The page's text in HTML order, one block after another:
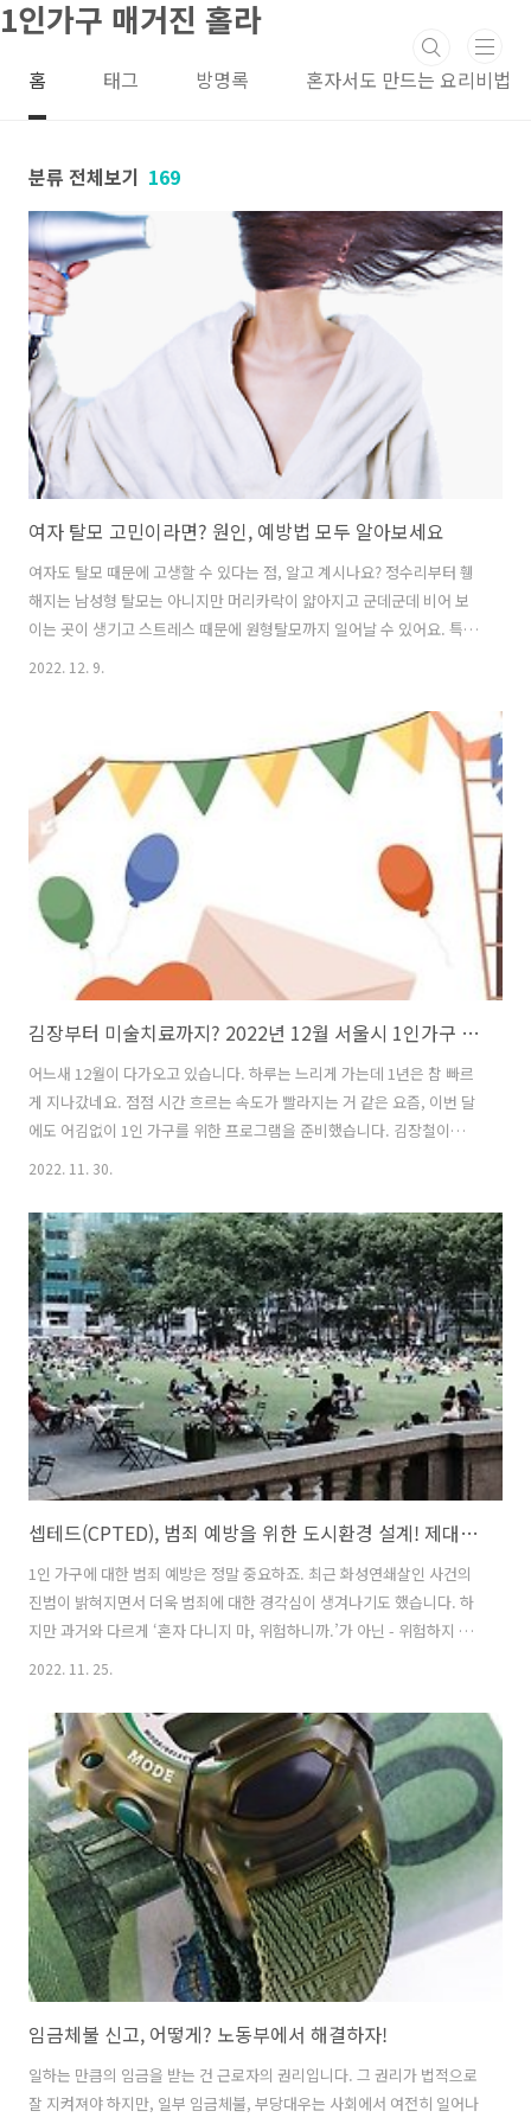
본문 바로가기
1인가구 매거진 홀라
홈 태그 방명록 혼자서도 만드는 요리비법
분류 전체보기 169
여자 탈모 고민이라면? 원인, 예방법 모두 알아보세요
여자도 탈모 때문에 고생할 수 있다는 점, 알고 계시나요? 정수리부터 휑
해지는 남성형 탈모는 아니지만 머리카락이 얇아지고 군데군데 비어 보
이는 곳이 생기고 스트레스 때문에 원형탈모까지 일어날 수 있어요. 특히
더운 여름철 습기가 머릿속에 남아있으면서 두피 노폐물과 함께 제대로
건강에 위협이 되어 탈모가 올 수가 있다는 사실! 오늘은 소중한 나를 위
해 여자 탈모에 대한 전반적인 이야기와 원인 및 예방법 그리고 치료법에
대해 알아보려고 해요. 여자 탈모의 원인과 예방법 탈모, 여성도 안전하
지 않아요 여성 탈모는 대머리처럼 보이는 남성 탈모와는 또 다른 모습입
니다. 헤어 라인이 무너진다거나 두피가 많이 보이는 탈모는 아니지만 주
변으로 머리..
2022. 12. 9.
김장부터 미술치료까지? 2022년 12월 서울시 1인가구 프로그램 정리!
어느새 12월이 다가오고 있습니다. 하루는 느리게 가는데 1년은 참 빠르
게 지나갔네요. 점점 시간 흐르는 속도가 빨라지는 거 같은 요즘, 이번 달
에도 어김없이 1인 가구를 위한 프로그램을 준비했습니다. 김장철이라서
김장을 할 수 있는 프로그램도 있고, 연말 파티 또는 내면 치유를 위한 프
다양한 경험을 해보시기 바랍니다. 그럼 지금부터 12월 서울시 1인 가구
지원 프로그램을 알려드릴게요! 서울시 1인 가구를 위한 지원 프로그램
& 혜택 1. 광진구 프로그램 광진구 마음건강 회복사업 '마음 청진기' 서
울시 1인 가구를 대상으로 하는 이 프로그램은 무료 심리검사(MMPI-2,
TCI, SCT등)를 통해 내 마음 상태를 확인하고, 해석 상담까..
2022. 11. 30.
셉테드(CPTED), 범죄 예방을 위한 도시환경 설계! 제대로 알아볼까?
1인 가구에 대한 범죄 예방은 정말 중요하죠. 최근 화성연쇄살인 사건의
진범이 밝혀지면서 더욱 범죄에 대한 경각심이 생겨나기도 했습니다. 하
지만 과거와 다르게 ‘혼자 다니지 마, 위험하니까.’가 아닌 - 위험하지 않
은 환경을 만드는 데에 대한 관심이 커지고 있으며, 이것이 범죄를 예방
대해서 홀라가 설명드려볼까 합니다. 여러분의 주변이 바뀌고 있다는 걸
제대로 알아야 보호받을 수 있겠죠? 셉테드(CPTED) 셉테드는 범죄 예방
환경설계(Crime Prevention Through Environmental Design)의 영
어 약자로, 도시 환경을 바꾸어 주민 범죄를 방지하고 주민의 불안감을
줄이는 기법을 말합니다. ‘어두운 골목길은 피하..
2022. 11. 25.
임금체불 신고, 어떻게? 노동부에서 해결하자!
일하는 만큼의 임금을 받는 건 근로자의 권리입니다. 그 권리가 법적으로
잘 지켜져야 하지만, 일부 임금체불, 부당대우는 사회에서 여전히 일어나